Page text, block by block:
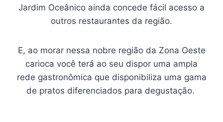
Jardim Oceânico ainda concede fácil acesso a
outros restaurantes da região.
E, ao morar nessa nobre região da Zona Oeste
carioca você terá ao seu dispor uma ampla
rede gastronômica que disponibiliza uma gama
de pratos diferenciados para degustação.